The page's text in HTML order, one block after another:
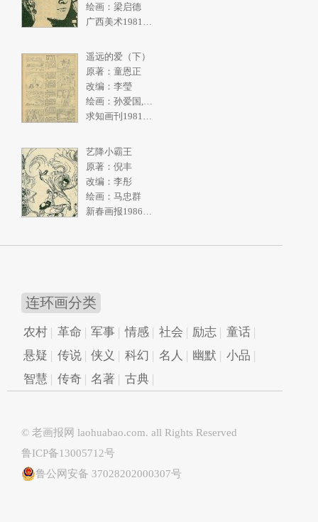
绘画：梁启德
遥远的爱（下）
原著：童恩正
改编：李瑩
绘画：孙爱国,张一民
求知画刊1981年2期
艺降小霸王
原著：倪丰
改编：李彤
绘画：马忠群
连环画分类
农村 革命 军事 情感 社会 励志
童话
悬疑
传说 侠义 科幻 名人 幽默
小品
智慧
传奇 名著 古典
© 老画报网 laohuabao.com. all Rights Reserved
鲁ICP备13005712号
鲁公网安备 37028202000307号